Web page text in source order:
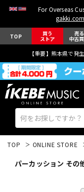
For Overseas
TOP 買う
ストア
売る
中古
【重要】熊本県で発
TOP ONLINE STORE
パーカッション その